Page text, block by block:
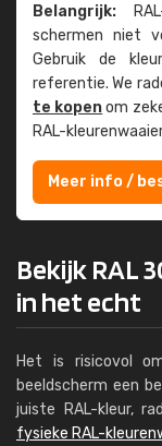
Belangrijk:
schermen niet
Gebruik de
referentie. We
te kopenom
RAL-
Meer info /
Bekijk RAL
in het echt
Het is risicovol
beeldscherm een
juiste RAL-kleur,
fysieke RAL-